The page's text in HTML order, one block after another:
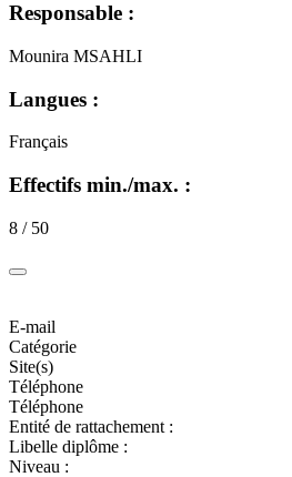
Responsable :
Mounira MSAHLI
Langues :
Français
Effectifs min./max. :
8 / 50
E-mail
Catégorie
Site(s)
Téléphone
Téléphone
Entité de rattachement :
Libelle diplôme :
Niveau :